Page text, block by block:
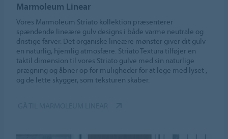
Marmoleum Linear
Vores Marmoleum Striato kollektion præsenterer
spændende lineære gulv designs i både varme neutrale og
dristige farver. Det organiske lineære mønster giver dit gulv
en naturlig, hjemlig atmosfære. Striato Textura tilføjer en
taktil dimension til vores Striato gulve med sin naturlige
prægning og åbner op for muligheder for at lege med lyset ,
og de lette skygger, som teksturen skaber.